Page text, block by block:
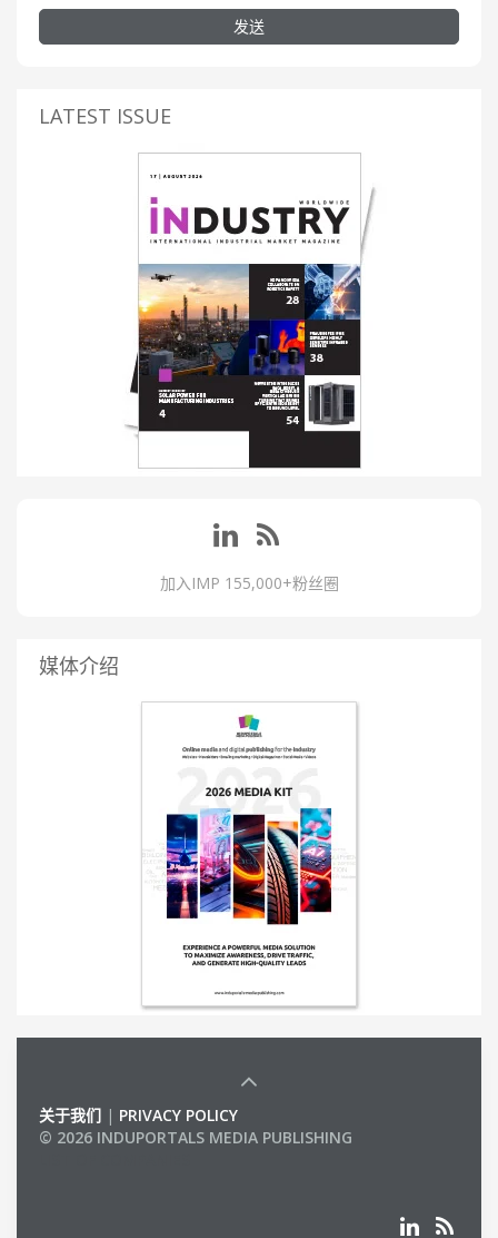
发送
LATEST ISSUE
加入IMP 155,000+粉丝圈
媒体介绍
关于我们 | PRIVACY POLICY
© 2026 INDUPORTALS MEDIA PUBLISHING